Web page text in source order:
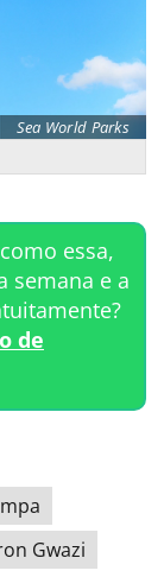
Sea World Parks
essa,
semana e a
de
Gwazi